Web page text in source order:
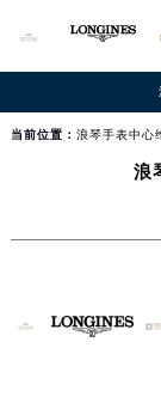
当前位置： 浪琴手表中心
浪